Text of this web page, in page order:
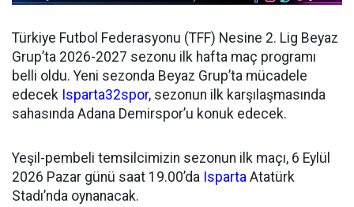
Türkiye Futbol Federasyonu (TFF) Nesine 2. Lig Beyaz
Grup’ta 2026-2027 sezonu ilk hafta maç programı
belli oldu. Yeni sezonda Beyaz Grup’ta mücadele
edecek Isparta32spor, sezonun ilk karşılaşmasında
sahasında Adana Demirspor’u konuk edecek.
Yeşil-pembeli temsilcimizin sezonun ilk maçı, 6 Eylül
2026 Pazar günü saat 19.00’da Isparta Atatürk
Stadı’nda oynanacak.